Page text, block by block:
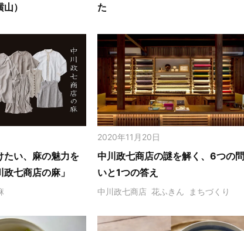
）
た
たい、麻の魅力を
七商店の麻」
2020年11月20日
中川政七商店の謎を解く、6つの問
いと1つの答え
中川政七商店 花ふきん まちづくり